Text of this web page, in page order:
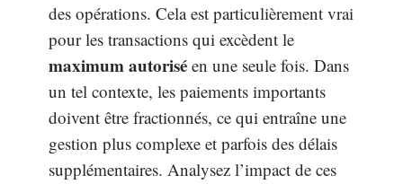
des opérations. Cela est particulièrement vrai
pour les transactions qui excèdent le
maximum autorisé en une seule fois. Dans
un tel contexte, les paiements importants
doivent être fractionnés, ce qui entraîne une
gestion plus complexe et parfois des délais
supplémentaires. Analysez l’impact de ces